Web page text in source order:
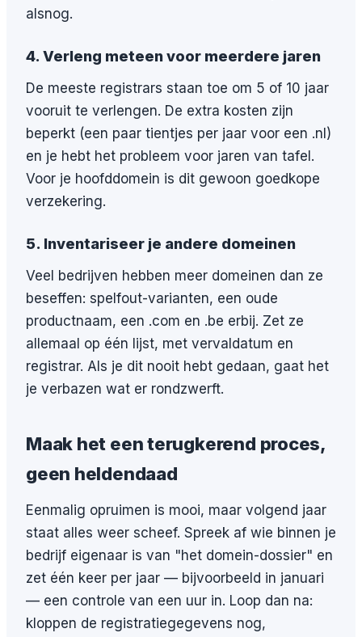
alsnog.
4. Verleng meteen voor meerdere jaren
De meeste registrars staan toe om 5 of 10 jaar
vooruit te verlengen. De extra kosten zijn
beperkt (een paar tientjes per jaar voor een .nl)
en je hebt het probleem voor jaren van tafel.
Voor je hoofddomein is dit gewoon goedkope
verzekering.
5. Inventariseer je andere domeinen
Veel bedrijven hebben meer domeinen dan ze
beseffen: spelfout-varianten, een oude
productnaam, een .com en .be erbij. Zet ze
allemaal op één lijst, met vervaldatum en
registrar. Als je dit nooit hebt gedaan, gaat het
je verbazen wat er rondzwerft.
Maak het een terugkerend proces,
geen heldendaad
Eenmalig opruimen is mooi, maar volgend jaar
staat alles weer scheef. Spreek af wie binnen je
bedrijf eigenaar is van "het domein-dossier" en
zet één keer per jaar — bijvoorbeeld in januari
— een controle van een uur in. Loop dan na:
kloppen de registratiegegevens nog,